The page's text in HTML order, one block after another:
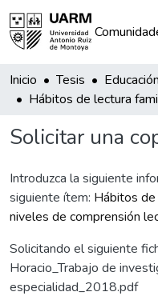
Inicio Tesis Educación
Solicitar una
Introduzca la siguiente
siguiente ítem: Hábitos
niveles de comprensión
Solicitando el siguiente
Horacio_Trabajo de
especialidad_2018.pdf